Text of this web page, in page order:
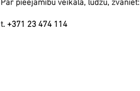
Par pieejamību veikalā, lūdzu, zvaniet:
t. +371 23 474 114